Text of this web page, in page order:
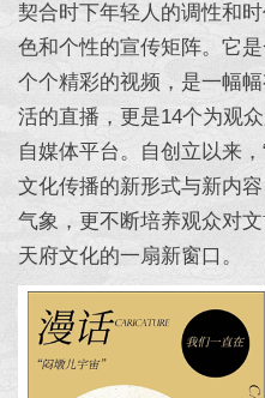
契合时下年轻人的调性和
色和个性的宣传矩阵。它
个个精彩的视频，是一幅
活的直播，更是14个为观
自媒体平台。自创立以来
文化传播的新形式与新内
气象，更不断培养观众对
天府文化的一扇新窗口。